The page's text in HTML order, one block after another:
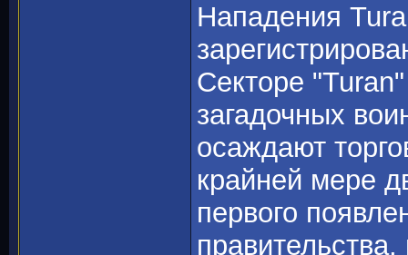
Нападения
Секторе
загадочных
осаждают
крайней мере
первого